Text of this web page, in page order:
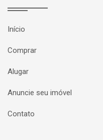
Início
Comprar
Alugar
Anuncie seu imóvel
Contato